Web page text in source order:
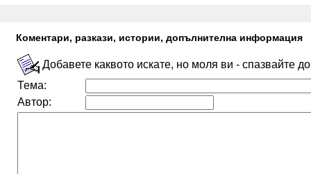
Коментари, разкази, истории, допълнителна информация
Добавете каквото искате, но моля ви - спазвайте
Тема:
Автор: